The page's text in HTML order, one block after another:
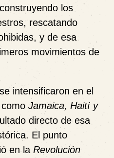
los
rescatando
y de esa
movimientos de
intensificaron en el
Jamaica, Haití y
directo de esa
El punto
en la Revolución